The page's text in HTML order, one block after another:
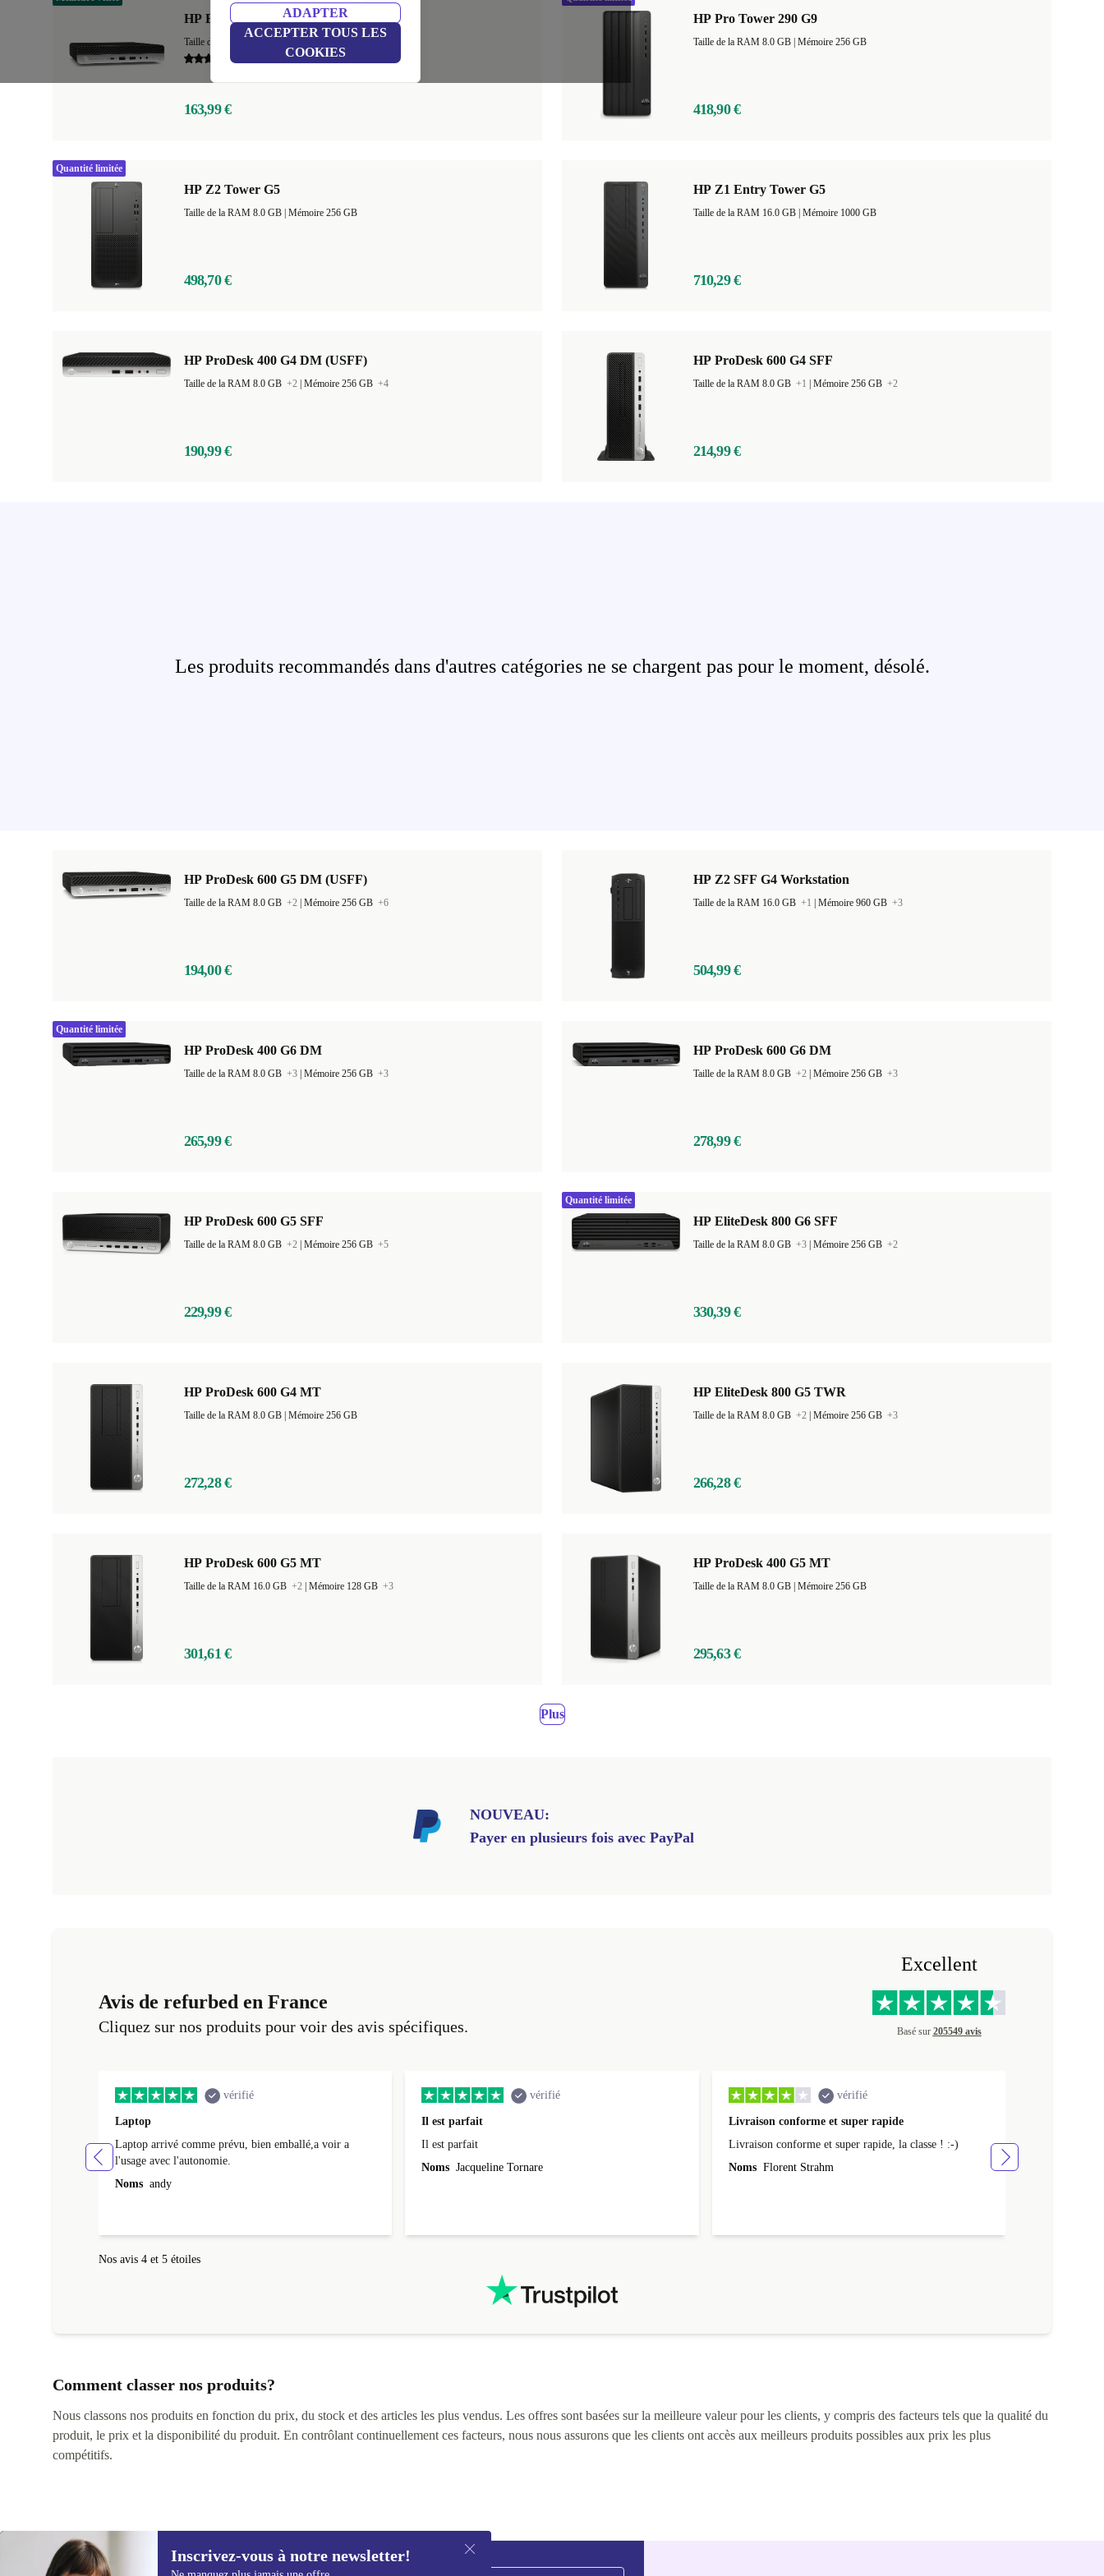
ADAPTER
ACCEPTER TOUS LES
COOKIES
HP EliteDesk 800 G5 DM
Taille de la RAM 8.0 GB
163,99 €
HP Pro Tower 290 G9
Mémoire 256 GB
418,90 €
HP Z2 Tower G5
Mémoire 256 GB
498,70 €
Quantité limitée
HP Z1 Entry Tower G5
Mémoire 1000 GB
710,29 €
HP ProDesk 400 G4 DM (USFF)
Taille de la RAM 8.0 GB +2 Mémoire 256 GB +4
190,99 €
HP ProDesk 600 G4 SFF
Taille de la RAM 8.0 GB +1 Mémoire 256 GB +2
214,99 €
Les produits recommandés dans d'autres catégories ne se chargent pas pour le moment, désolé.
HP ProDesk 600 G5 DM (USFF)
Taille de la RAM 8.0 GB +2 Mémoire 256 GB +6
194,00 €
HP Z2 SFF G4 Workstation
Taille de la RAM 16.0 GB +1 Mémoire 960 GB +3
504,99 €
HP ProDesk 400 G6 DM
Taille de la RAM 8.0 GB +3 Mémoire 256 GB +3
265,99 €
Quantité limitée
HP ProDesk 600 G6 DM
Taille de la RAM 8.0 GB +2 Mémoire 256 GB +3
278,99 €
HP ProDesk 600 G5 SFF
Taille de la RAM 8.0 GB +2 Mémoire 256 GB +5
229,99 €
HP EliteDesk 800 G6 SFF
Taille de la RAM 8.0 GB +3 Mémoire 256 GB +2
330,39 €
Quantité limitée
HP ProDesk 600 G4 MT
Mémoire 256 GB
272,28 €
HP EliteDesk 800 G5 TWR
Taille de la RAM 8.0 GB +2 Mémoire 256 GB +3
266,28 €
HP ProDesk 600 G5 MT
Taille de la RAM 16.0 GB +2 Mémoire 128 GB +3
301,61 €
HP ProDesk 400 G5 MT
Mémoire 256 GB
295,63 €
Plus
NOUVEAU:
Payer en plusieurs fois avec PayPal
Avis de refurbed en France
Cliquez sur nos produits pour voir des avis spécifiques.
Excellent
Basé sur 205549 avis
vérifié
Laptop
Laptop arrivé comme prévu, bien emballé,a voir a
l'usage avec l'autonomie.
Noms andy
vérifié
Il est parfait
Il est parfait
Noms Jacqueline Tornare
vérifié
Livraison conforme et super rapide
Livraison conforme et super rapide, la classe ! :-)
Noms Florent Strahm
Nos avis 4 et 5 étoiles
Comment classer nos produits?
Nous classons nos produits en fonction du prix, du stock et des articles les plus vendus. Les offres sont basées sur la meilleure valeur pour les clients, y compris des facteurs tels que la qualité du
produit, le prix et la disponibilité du produit. En contrôlant continuellement ces facteurs, nous nous assurons que les clients ont accès aux meilleurs produits possibles aux prix les plus
compétitifs.
Inscrivez-vous à notre newsletter!